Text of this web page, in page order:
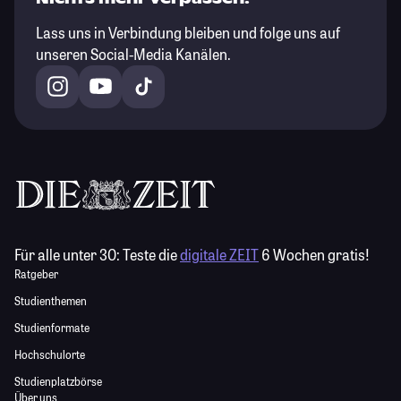
Lass uns in Verbindung bleiben und folge uns auf
unseren Social-Media Kanälen.
Für alle unter 30:Teste diedigitale ZEIT6 Wochen gratis!
Ratgeber
Studienthemen
Studienformate
Hochschulorte
Studienplatzbörse
Über uns